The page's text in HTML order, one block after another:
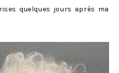
quelques jours après ma